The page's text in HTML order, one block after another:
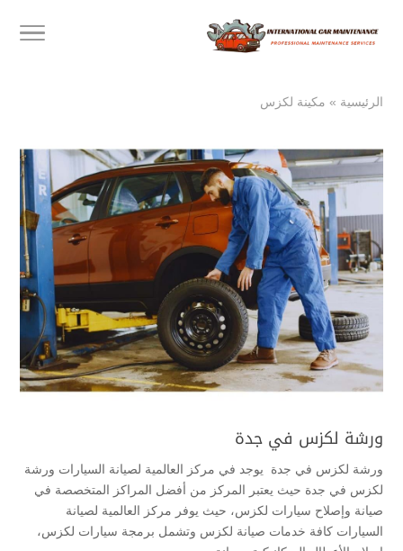
الرئيسية » مكينة لكزس
ورشة لكزس في جدة
ورشة لكزس في جدة يوجد في مركز العالمية لصيانة السيارات ورشة
لكزس في جدة حيث يعتبر المركز من أفضل المراكز المتخصصة في
صيانة وإصلاح سيارات لكزس، حيث يوفر مركز العالمية لصيانة
السيارات كافة خدمات صيانة لكزس وتشمل برمجة سيارات لكزس،